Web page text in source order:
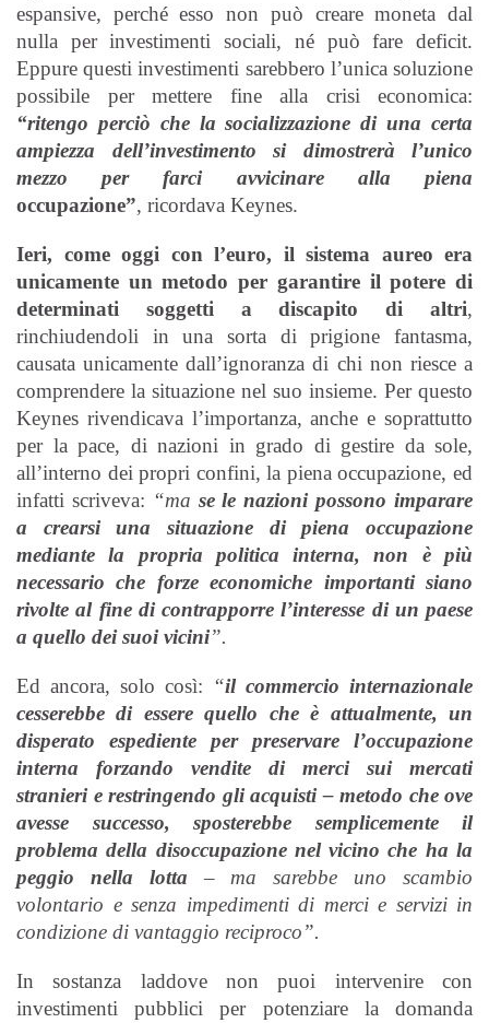
espansive, perché esso non può creare moneta dal
nulla per investimenti sociali, né può fare deficit.
Eppure questi investimenti sarebbero l’unica soluzione
possibile per mettere fine alla crisi economica:
“ritengo perciò che la socializzazione di una certa
ampiezza dell’investimento si dimostrerà l’unico
mezzo per farci avvicinare alla piena
occupazione”, ricordava Keynes.
Ieri, come oggi con l’euro, il sistema aureo era
unicamente un metodo per garantire il potere di
determinati soggetti a discapito di altri,
rinchiudendoli in una sorta di prigione fantasma,
causata unicamente dall’ignoranza di chi non riesce a
comprendere la situazione nel suo insieme. Per questo
Keynes rivendicava l’importanza, anche e soprattutto
per la pace, di nazioni in grado di gestire da sole,
all’interno dei propri confini, la piena occupazione, ed
infatti scriveva: “ma se le nazioni possono imparare
a crearsi una situazione di piena occupazione
mediante la propria politica interna, non è più
necessario che forze economiche importanti siano
rivolte al fine di contrapporre l’interesse di un paese
a quello dei suoi vicini”.
Ed ancora, solo così: “il commercio internazionale
cesserebbe di essere quello che è attualmente, un
disperato espediente per preservare l’occupazione
interna forzando vendite di merci sui mercati
stranieri e restringendo gli acquisti – metodo che ove
avesse successo, sposterebbe semplicemente il
problema della disoccupazione nel vicino che ha la
peggio nella lotta – ma sarebbe uno scambio
volontario e senza impedimenti di merci e servizi in
condizione di vantaggio reciproco”.
In sostanza laddove non puoi intervenire con
investimenti pubblici per potenziare la domanda